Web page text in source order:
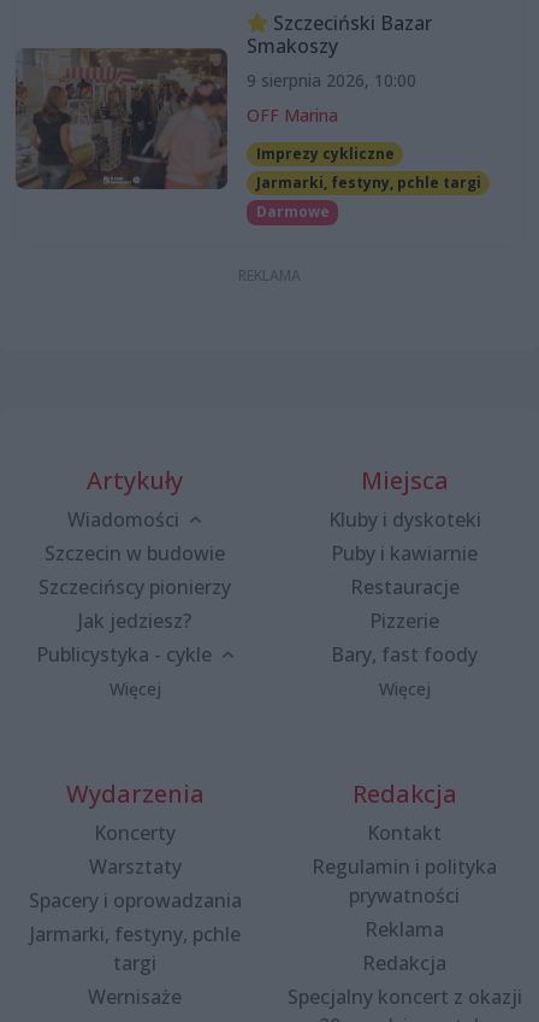
Szczeciński Bazar
Smakoszy
9 sierpnia 2026, 10:00
OFF Marina
Imprezy cykliczne
Jarmarki, festyny, pchle targi
Darmowe
Artykuły
Wiadomości
Szczecin w budowie
Szczecińscy pionierzy
Jak jedziesz?
Publicystyka - cykle
Więcej
Miejsca
Kluby i dyskoteki
Puby i kawiarnie
Restauracje
Pizzerie
Bary, fast foody
Więcej
Wydarzenia
Koncerty
Warsztaty
Spacery i oprowadzania
Jarmarki, festyny, pchle
targi
Wernisaże
Redakcja
Kontakt
Regulamin i polityka
prywatności
Reklama
Redakcja
Specjalny koncert z okazji